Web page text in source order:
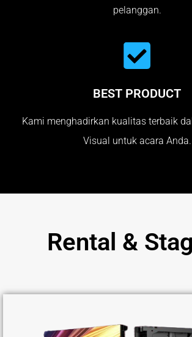
pelanggan.
BEST PRODUCT
Kami menghadirkan kualitas terbaik
Visual untuk acara Anda.
Rental &